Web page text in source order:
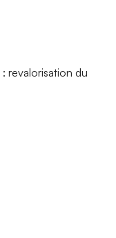
revalorisation du